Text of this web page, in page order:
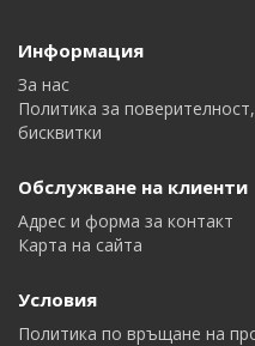
Информация
За нас
Политика за
бисквитки
Обслужване на клиенти
Адрес и форма за контакт
Карта на сайта
Условия
Политика по връщане на